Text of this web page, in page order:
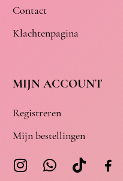
Contact
Klachtenpagina
MIJN ACCOUNT
Registreren
Mijn bestellingen